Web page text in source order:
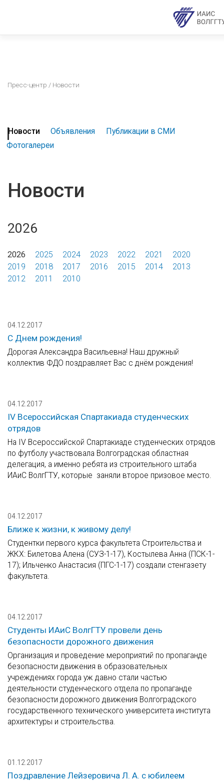
Пресс-центр / Новости
Новости Объявления
Публикации в СМИ
Фотогалереи
Новости
2026
2026 2025 2024 2023 2022 2021
2020
2019
2018 2017 2016 2015 2014
2013
2012
2011 2010
04.12.2017
С Днем рождения!
Дорогая Александра Васильевна! Наш дружный
коллектив ФДО поздравляет Вас с днём рождения!
04.12.2017
IV Всероссийская Спартакиада студенческих
отрядов
На IV Всероссийской Спартакиаде студенческих отрядов
по футболу участвовала Волгоградская областная
делегация, а именно ребята из строительного штаба
ИАиС ВолгГТУ, которые заняли второе призовое место.
04.12.2017
Ближе к жизни, к живому делу!
Студентки первого курса факультета Строительства и
ЖКХ: Билетова Алена (СУЗ-1-17), Костылева Анна (ПСК-1-
17); Ильченко Анастасия (ПГС-1-17) создали стенгазету
факультета.
04.12.2017
Студенты ИАиС ВолгГТУ провели день
безопасности дорожного движения
Организация и проведение мероприятий по пропаганде
безопасности движения в образовательных
учреждениях города уж давно стали частью
деятельности студенческого отдела по пропаганде
безопасности дорожного движения Волгоградского
государственного технического университета института
архитектуры и строительства.
01.12.2017
Поздравление Лейзеровича Л. А. с юбилеем